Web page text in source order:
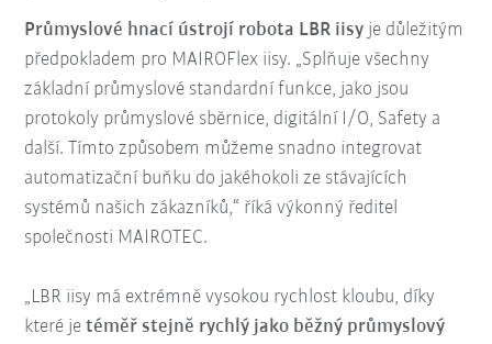
Průmyslové hnací ústrojí robota LBR iisy je důležitým
předpokladem pro MAIROFlex iisy. „Splňuje všechny
základní průmyslové standardní funkce, jako jsou
protokoly průmyslové sběrnice, digitální I/O, Safety a
další. Tímto způsobem můžeme snadno integrovat
automatizační buňku do jakéhokoli ze stávajících
systémů našich zákazníků,“ říká výkonný ředitel
společnosti MAIROTEC.
„LBR iisy má extrémně vysokou rychlost kloubu, díky
které jetéměř stejně rychlý jako běžný průmyslový